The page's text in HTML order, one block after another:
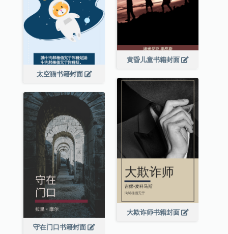
黄昏儿童书籍封面
太空猫书籍封面
大欺诈师书籍封面
守在门口书籍封面